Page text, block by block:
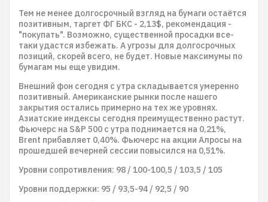
Тем не менее долгосрочный взгляд на бумаги остаётся
позитивным, таргет ФГ БКС - 2,13$, рекомендация -
"покупать". Возможно, существенной просадки все-
таки удастся избежать. А угрозы для долгосрочных
позиций, скорей всего, не будет. Новые максимумы по
бумагам мы еще увидим.
Внешний фон сегодня с утра складывается умеренно
позитивный. Американские рынки после нашего
закрытия остались примерно на тех же уровнях.
Азиатские индексы сегодня преимущественно растут.
Фьючерс на S&P 500 с утра поднимается на 0,21%,
Brent прибавляет 0,40%. Фьючерс на акции Алросы на
прошедшей вечерней сессии повысился на 0,51%.
Уровни сопротивления: 98 / 100-100,5 / 103,5 / 105
Уровни поддержки: 95 / 93,5-94 / 92,5 / 90